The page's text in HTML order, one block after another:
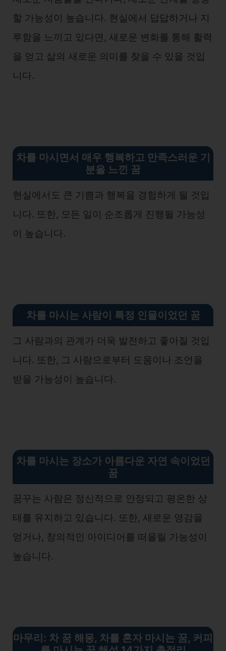
할 가능성이 높습니다. 현실에서 답답하거나 지
루함을 느끼고 있다면, 새로운 변화를 통해 활력
을 얻고 삶의 새로운 의미를 찾을 수 있을 것입
니다.
차를 마시면서 매우 행복하고 만족스러운 기
분을 느낀 꿈
현실에서도 큰 기쁨과 행복을 경험하게 될 것입
니다. 또한, 모든 일이 순조롭게 진행될 가능성
이 높습니다.
차를 마시는 사람이 특정 인물이 었던 꿈
그 사람과의 관계가 더욱 발전하고 좋아질 것입
니다. 또한, 그 사람으로부터 도움이나 조언을
받을 가능성이 높습니다.
차를 마시는 장소가 아름다운 자연 속이었던
꿈
꿈꾸는 사람은 정신적으로 안정되고 평온한 상
태를 유지하고 있습니다. 또한, 새로운 영감을
얻거나, 창의적인 아이디어를 떠올릴 가능성이
높습니다.
마무리: 차 꿈 해몽, 차를 혼자 마시는 꿈, 커피